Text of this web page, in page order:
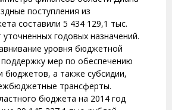
поступления из
составили 5 434 129,1 тыс.
годовых назначений.
уровня бюджетной
мер по обеспечению
бюджетов, а также субсидии,
трансферты.
бюджета на 2014 год